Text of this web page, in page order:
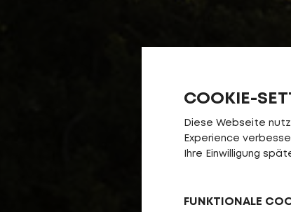
COOKIE-
Diese Webseite
Experience
Ihre Einwilligung
FUNKTIONALE